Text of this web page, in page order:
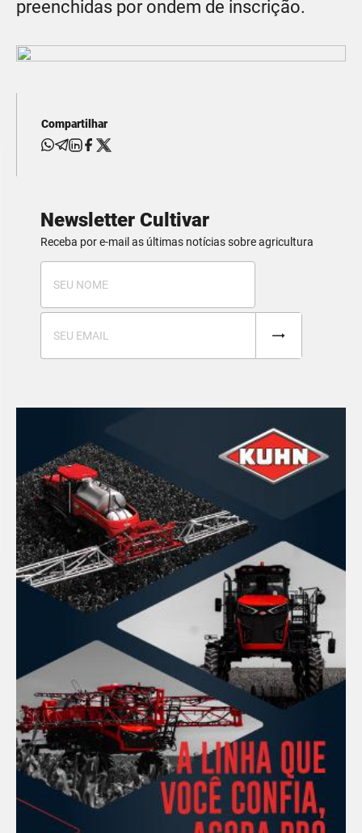
preenchidas por ondem de inscrição.
Compartilhar
Newsletter Cultivar
Receba por e-mail as últimas notícias sobre agricultura